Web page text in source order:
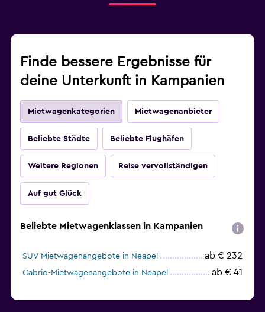
Finde bessere Ergebnisse für
deine Unterkunft in Kampanien
Mietwagenkategorien Mietwagenanbieter
Beliebte Städte Beliebte Flughäfen
Weitere Regionen Reise vervollständigen
Auf gut Glück
Beliebte Mietwagenklassen in Kampanien
SUV-Mietwagenangebote in Neapel ab € 232
Cabrio-Mietwagenangebote in Neapel ab € 41